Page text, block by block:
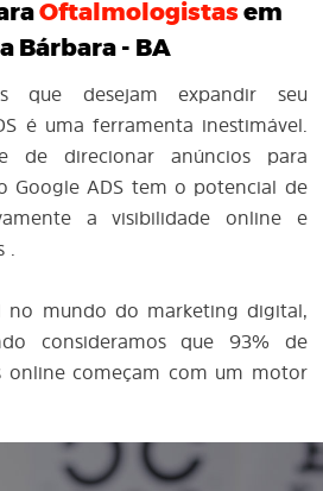
Oftalmologistas em
Bárbara - BA
que desejam expandir seu
é uma ferramenta inestimável.
de direcionar anúncios para
Google ADS tem o potencial de
a visibilidade online e
.
no mundo do marketing digital,
consideramos que 93% de
online começam com um motor